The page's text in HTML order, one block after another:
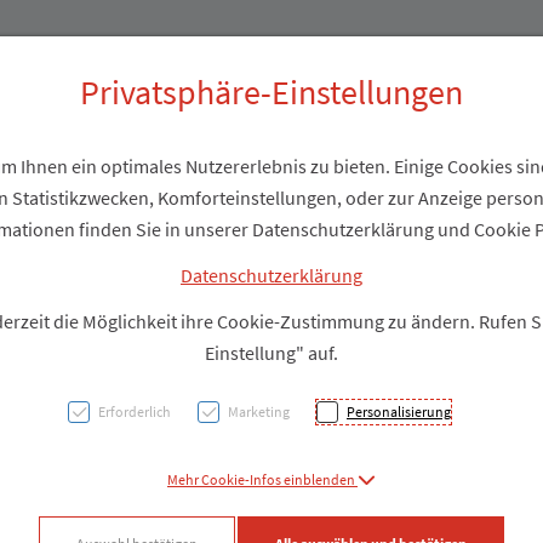
Privatsphäre-Einstellungen
Ihnen ein optimales Nutzererlebnis zu bieten. Einige Cookies
Statistikzwecken, Komforteinstellungen, oder zur Anzeige
finden Sie in unserer Datenschutzerklärung und Cookie
Datenschutzerklärung
die Möglichkeit ihre Cookie-Zustimmung zu ändern. Rufen
Einstellung" auf.
Erforderlich Marketing Personalisierung
Mehr Cookie-Infos einblenden